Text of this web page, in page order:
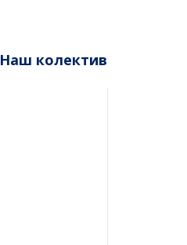
Наш колектив